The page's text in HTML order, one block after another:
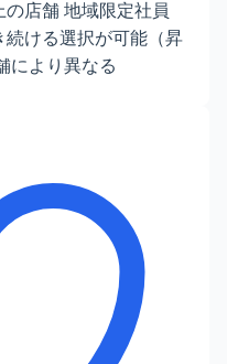
店舗 地域限定社員
続ける選択が可能（昇
により異なる